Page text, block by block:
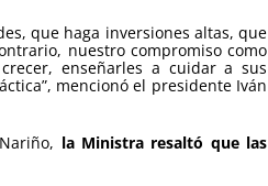
que haga inversiones altas, que
nuestro compromiso como
enseñarles a cuidar a sus
mencionó el presidente Iván
la Ministra resaltó que las